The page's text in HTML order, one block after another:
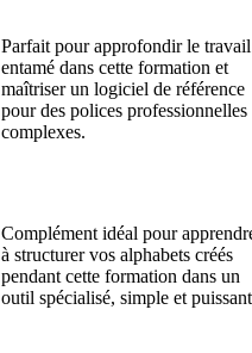
Parfait pour approfondir le travail
entamé dans cette formation et
maîtriser un logiciel de référence
pour des polices professionnelles
complexes.
Complément idéal pour
à structurer vos alphabets créés
pendant cette formation dans un
outil spécialisé, simple et